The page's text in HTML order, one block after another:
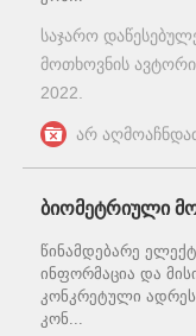
საჯარო
მოთხოვნის
2022
არ
ბიომეტრიული
წინამდებარე
ინფორმაცია და
კონკრეტული
კონ...